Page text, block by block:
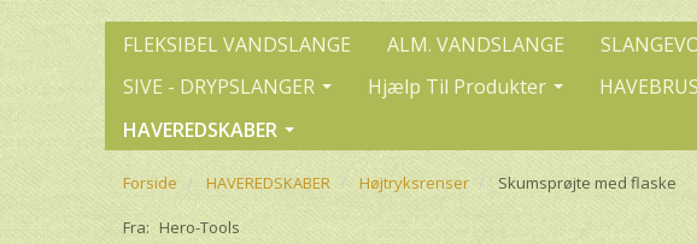
FLEKSIBEL VANDSLANGE ALM. VANDSLANGE
SIVE - DRYPSLANGER
Hjælp Til Produkter
HAVEREDSKABER
Forside HAVEREDSKABER Højtryksrenser Skumsprøjte med flaske
Fra: Hero-Tools